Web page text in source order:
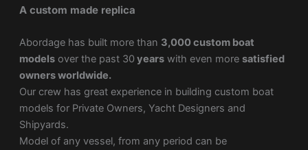
A custom made replica
Abordage has built more than 3,000 custom boat
modelsover the past 30 yearswith even more satisfied
owners worldwide.
Our crew has great experience in building custom boat
models for Private Owners, Yacht Designers and
Shipyards.
Model of any vessel, from any period can be